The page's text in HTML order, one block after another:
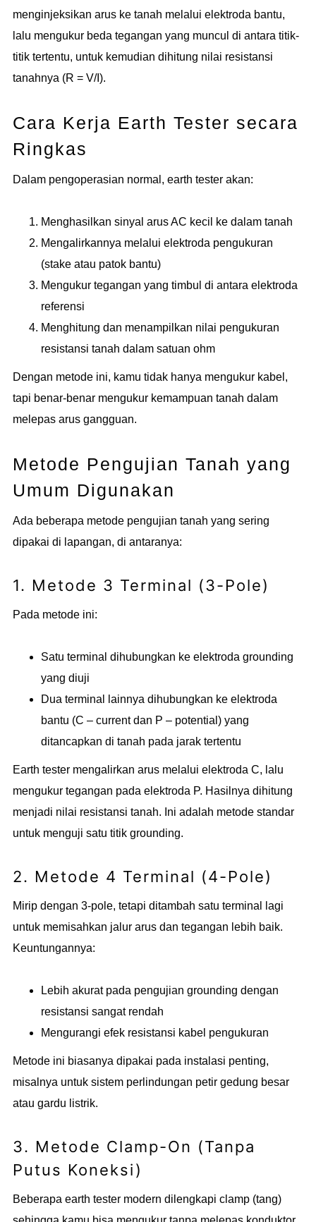
menginjeksikan arus ke tanah melalui elektroda bantu,
lalu mengukur beda tegangan yang muncul di antara titik-
titik tertentu, untuk kemudian dihitung nilai resistansi
tanahnya (R = V/I).
Cara Kerja Earth Tester secara
Ringkas
Dalam pengoperasian normal, earth tester akan:
Menghasilkan sinyal arus AC kecil ke dalam tanah
Mengalirkannya melalui elektroda pengukuran
(stake atau patok bantu)
Mengukur tegangan yang timbul di antara elektroda
referensi
Menghitung dan menampilkan nilai pengukuran
resistansi tanah dalam satuan ohm
Dengan metode ini, kamu tidak hanya mengukur kabel,
tapi benar-benar mengukur kemampuan tanah dalam
melepas arus gangguan.
Metode Pengujian Tanah yang
Umum Digunakan
Ada beberapa metode pengujian tanah yang sering
dipakai di lapangan, di antaranya:
1. Metode 3 Terminal (3-Pole)
Pada metode ini:
Satu terminal dihubungkan ke elektroda grounding
yang diuji
Dua terminal lainnya dihubungkan ke elektroda
bantu (C – current dan P – potential) yang
ditancapkan di tanah pada jarak tertentu
Earth tester mengalirkan arus melalui elektroda C, lalu
mengukur tegangan pada elektroda P. Hasilnya dihitung
menjadi nilai resistansi tanah. Ini adalah metode standar
untuk menguji satu titik grounding.
2. Metode 4 Terminal (4-Pole)
Mirip dengan 3-pole, tetapi ditambah satu terminal lagi
untuk memisahkan jalur arus dan tegangan lebih baik.
Keuntungannya:
Lebih akurat pada pengujian grounding dengan
resistansi sangat rendah
Mengurangi efek resistansi kabel pengukuran
Metode ini biasanya dipakai pada instalasi penting,
misalnya untuk sistem perlindungan petir gedung besar
atau gardu listrik.
3. Metode Clamp-On (Tanpa
Putus Koneksi)
Beberapa earth tester modern dilengkapi clamp (tang)